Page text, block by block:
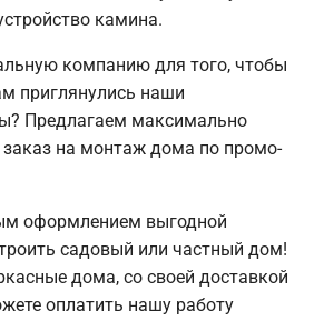
камина.
компанию для того, чтобы
приглянулись наши
Предлагаем максимально
на монтаж дома по промо-
оформлением выгодной
садовый или частный дом!
дома, со своей доставкой
оплатить нашу работу